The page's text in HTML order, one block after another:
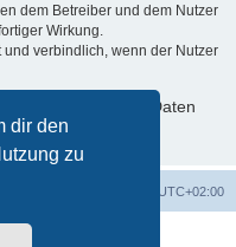
dir den
zu
dem Betreiber und dem Nutzer
Wirkung.
verbindlich, wenn der Nutzer
persönlichen Daten
UTC+02:00